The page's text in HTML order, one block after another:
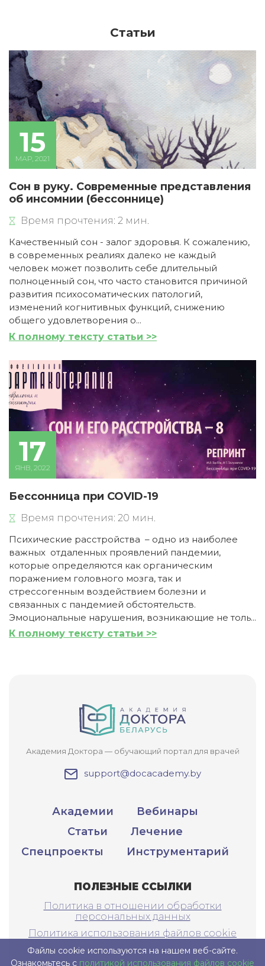
Статьи
15
МАР, 2021
Сон в руку. Современные представления
об инсомнии (бессоннице)
Время прочтения: 2 мин.
Качественный сон - залог здоровья. К сожалению,
в современных реалиях далеко не каждый
человек может позволить себе длительный
полноценный сон, что часто становится причиной
развития психосоматических патологий,
изменений когнитивных функций, снижению
общего удовлетворения о...
К полному тексту статьи >>
17
ЯНВ, 2022
Бессонница при COVID-19
Время прочтения: 20 мин.
Психические расстройства – одно из наиболее
важных отдаленных проявлений пандемии,
которые определяются как органическим
поражением головного мозга, так и
стрессогенным воздействием болезни и
связанных с пандемией обстоятельств.
Эмоциональные нарушения, возникающие не толь...
К полному тексту статьи >>
Академия Доктора — обучающий портал для врачей
support@docacademy.by
Академии
Вебинары
Статьи
Лечение
Спецпроекты
Инструментарий
ПОЛЕЗНЫЕ ССЫЛКИ
Политика в отношении обработки
персональных данных
Политика использования файлов cookie
Файлы cookie используются на нашем веб-сайте.
Ознакомьтесь с политикой использования файлов cookie
Приобретено